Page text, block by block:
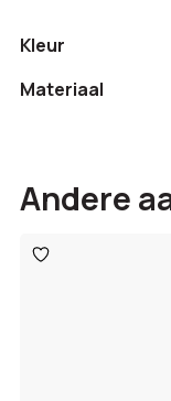
Kleur
Materiaal
Andere
Toevoegen
aan